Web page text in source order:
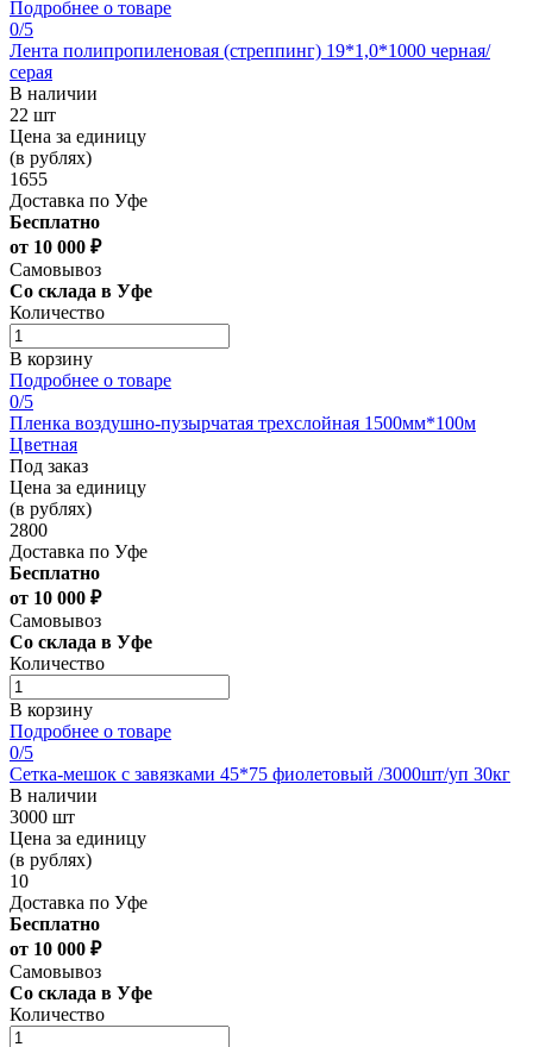
Подробнее о товаре
0/5
Лента полипропиленовая (стреппинг) 19*1,0*1000 черная/
серая
В наличии
22 шт
Цена за единицу
(в рублях)
1655
Доставка по Уфе
Бесплатно
от 10 000 ₽
Самовывоз
Со склада в Уфе
Количество
В корзину
Подробнее о товаре
0/5
Пленка воздушно-пузырчатая трехслойная 1500мм*100м
Цветная
Под заказ
Цена за единицу
(в рублях)
2800
Доставка по Уфе
Бесплатно
от 10 000 ₽
Самовывоз
Со склада в Уфе
Количество
В корзину
Подробнее о товаре
0/5
Сетка-мешок с завязками 45*75 фиолетовый /3000шт/уп 30кг
В наличии
3000 шт
Цена за единицу
(в рублях)
10
Доставка по Уфе
Бесплатно
от 10 000 ₽
Самовывоз
Со склада в Уфе
Количество